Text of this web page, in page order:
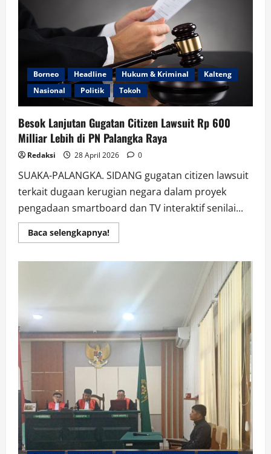
Sabu-
Sabu,
Bentuk
Komitmen
Pemberantasan
Narkoba
Borneo Headline Hukum & Kriminal
Kalteng
Nasional
Politik Tokoh
Besok Lanjutan Gugatan Citizen Lawsuit Rp 600
Milliar Lebih di PN Palangka Raya
Redaksi 28 April 2026 0
SUAKA-PALANGKA. SIDANG gugatan citizen lawsuit
terkait dugaan kerugian negara dalam proyek
pengadaan smartboard dan TV interaktif senilai...
Baca selengkapnya!Read
more
600
Milliar
Lebih
di
PN
Palangka
Raya